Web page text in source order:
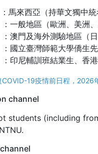
馬來西亞（持華文獨中統
一般地區（歐洲、美洲
澳門及海外測驗地區（
國立臺灣師範大學僑生先
印尼輔訓班結業生、香
19疫情前日程，2026
channel
students (including